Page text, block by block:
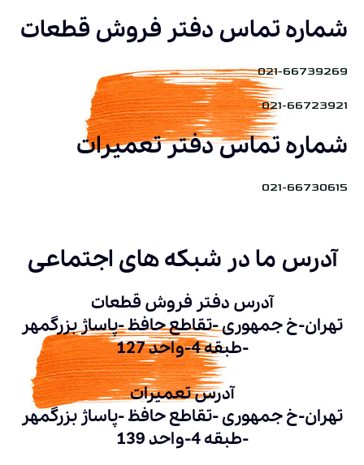
شماره تماس دفتر فروش قطعات
021-66739269
021-66723921
شماره تماس دفتر تعمیرات
021-66730615
آدرس ما در شبکه های اجتماعی
آدرس دفتر فروش قطعات
تهران-خ جمهوری -تقاطع حافظ -پاساژ بزرگمهر
-طبقه 4-واحد 127
آدرس تعمیرات
تهران-خ جمهوری -تقاطع حافظ -پاساژ بزرگمهر
-طبقه 4-واحد 139